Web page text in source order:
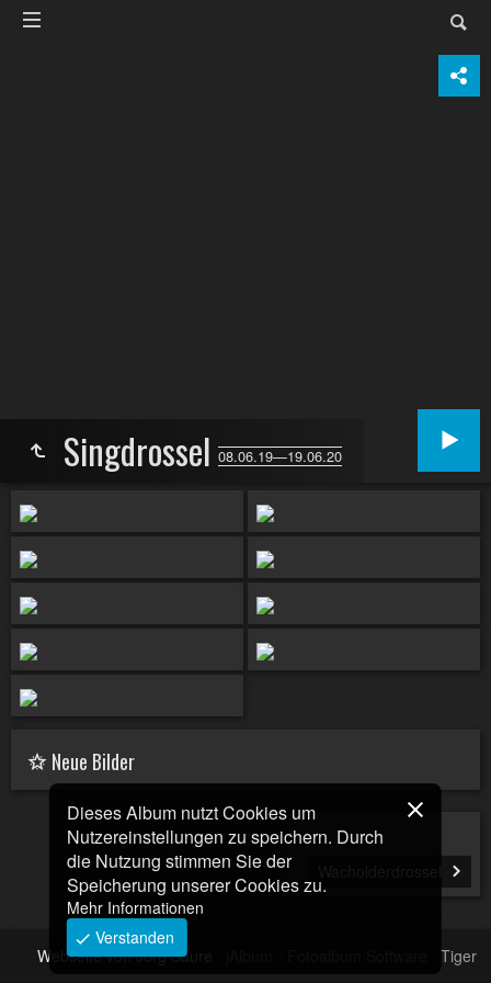
Singdrossel 08.06.19—19.06.20
Neue Bilder
Webseite von Jörg Saure Tiger
Dieses Album nutzt Cookies um
Nutzereinstellungen zu speichern. Durch
die Nutzung stimmen Sie der
Speicherung unserer Cookies zu.
Mehr Informationen
Verstanden